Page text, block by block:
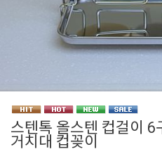
스텐톡 올스텐 컵걸이
거치대 컵꽂이